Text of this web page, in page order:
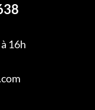
16h